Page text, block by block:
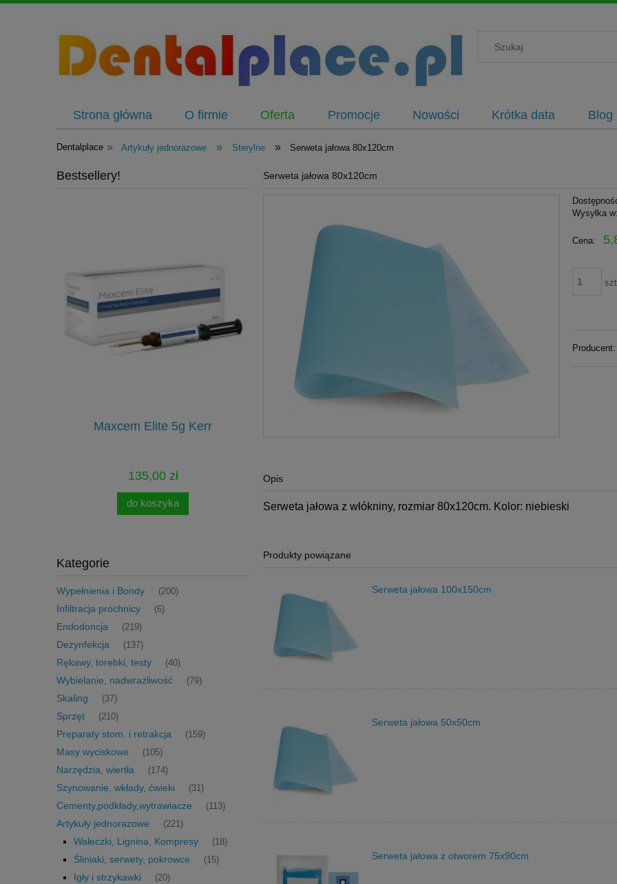
Strona główna O firmie Oferta Promocje Nowości Krótka data Blog
Dentalplace » Artykuły jednorazowe » Sterylne » Serweta jałowa 80x120cm
Bestsellery!
Maxcem Elite 5g Kerr
135,00 zł
do koszyka do koszyka do koszyka
Kategorie
Wypełnienia i Bondy (200)
Infiltracja próchnicy (6)
Endodoncja (219)
Dezynfekcja (137)
Rękawy, torebki, testy (40)
Wybielanie, nadwrażliwość (79)
Skaling (37)
Sprzęt (210)
Preparaty stom. i retrakcja (159)
Masy wyciskowe (105)
Narzędzia, wiertła (174)
Szynowanie, wkłady, ćwieki (31)
Cementy,podkłady,wytrawiacze (113)
Artykuły jednorazowe (221)
Wałeczki, Lignina, Kompresy (18)
Śliniaki, serwety, pokrowce (15)
Igły i strzykawki (20)
Serweta jałowa 80x120cm
Wysyłka w:
Cena:
szt.
Producent:
Opis
Serweta jałowa z włókniny, rozmiar 80x120cm. Kolor: niebieski
Produkty powiązane
Serweta jałowa 100x150cm
Serweta jałowa 50x50cm
Serweta jałowa z otworem 75x90cm